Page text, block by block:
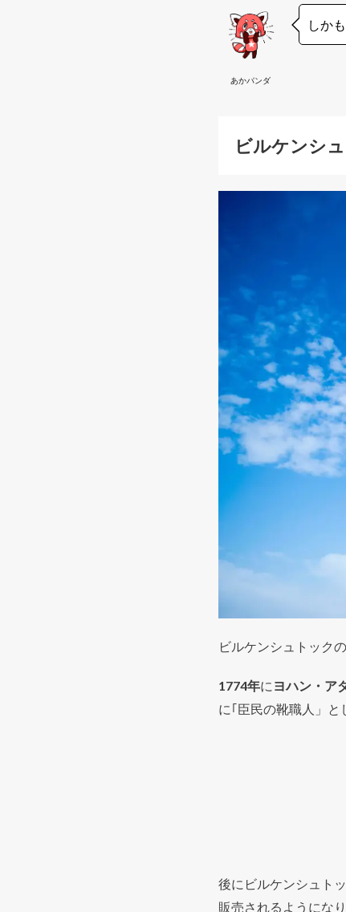
あかパンダ
しか
ビルケンシ
ビルケンシュトック
1774年に ヨハン・ア
に｢臣民の靴職人」と
後にビルケンシュト
販売されるようになり